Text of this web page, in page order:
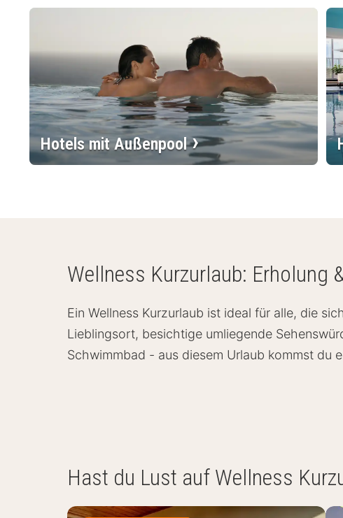
Hotels mit Außenpool
Wellness Kurzurlaub: Erholung
Ein Wellness Kurzurlaub ist ideal für alle, die
Lieblingsort, besichtige umliegende
Schwimmbad - aus diesem Urlaub kommst du
Hast du Lust auf Wellness